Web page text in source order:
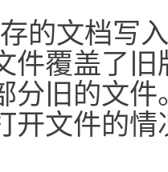
的文档写
件覆盖了
分旧的文
开文件的